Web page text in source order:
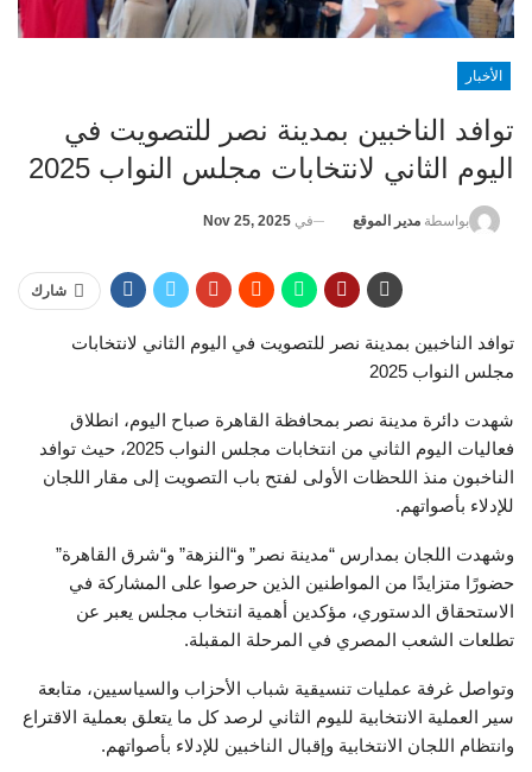
الأخبار
توافد الناخبين بمدينة نصر للتصويت في
اليوم الثاني لانتخابات مجلس النواب 2025
بواسطة مدير الموقع في Nov 25, 2025
شارك
توافد الناخبين بمدينة نصر للتصويت في اليوم الثاني لانتخابات
مجلس النواب 2025
شهدت دائرة مدينة نصر بمحافظة القاهرة صباح اليوم، انطلاق
فعاليات اليوم الثاني من انتخابات مجلس النواب 2025، حيث توافد
الناخبون منذ اللحظات الأولى لفتح باب التصويت إلى مقار اللجان
للإدلاء بأصواتهم.
وشهدت اللجان بمدارس “مدينة نصر” و“النزهة” و“شرق القاهرة”
حضورًا متزايدًا من المواطنين الذين حرصوا على المشاركة في
الاستحقاق الدستوري، مؤكدين أهمية انتخاب مجلس يعبر عن
تطلعات الشعب المصري في المرحلة المقبلة.
وتواصل غرفة عمليات تنسيقية شباب الأحزاب والسياسيين، متابعة
سير العملية الانتخابية لليوم الثاني لرصد كل ما يتعلق بعملية الاقتراع
وانتظام اللجان الانتخابية وإقبال الناخبين للإدلاء بأصواتهم.